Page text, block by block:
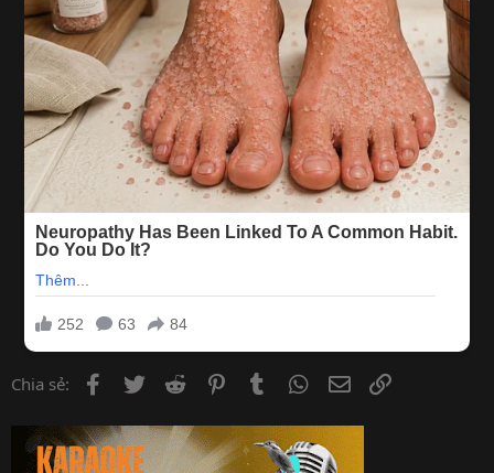
Chia sẻ: Facebook
Twitter Reddit PinterestTumblr WhatsApp
Email